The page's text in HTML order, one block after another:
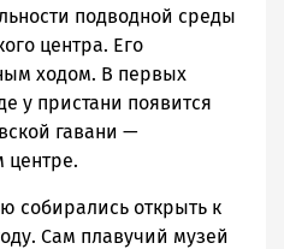
подводной среды
центра. Его
ходом. В первых
у пристани появится
гавани —
центре.
собирались открыть к
Сам плавучий музей